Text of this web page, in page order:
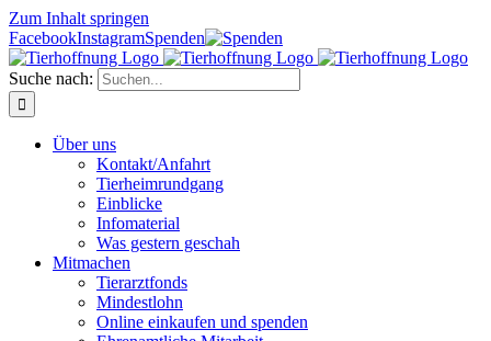
Zum Inhalt springen
FacebookInstagramSpenden
Suche nach:
Über uns
Kontakt/Anfahrt
Tierheimrundgang
Einblicke
Infomaterial
Was gestern geschah
Mitmachen
Tierarztfonds
Mindestlohn
Online einkaufen und spenden